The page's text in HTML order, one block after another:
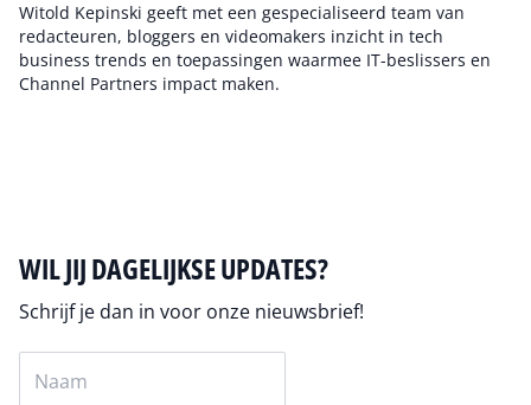
Witold Kepinski geeft met een gespecialiseerd team van
redacteuren, bloggers en videomakers inzicht in tech
business trends en toepassingen waarmee IT-beslissers en
Channel Partners impact maken.
WIL JIJ DAGELIJKSE UPDATES?
Schrijf je dan in voor onze nieuwsbrief!